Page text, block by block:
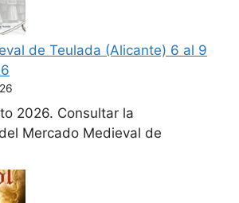
de Teulada (Alicante) 6 al 9
2026. Consultar la
Mercado Medieval de